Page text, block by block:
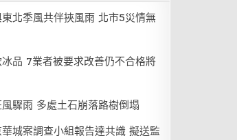
北季風共伴挾風雨 北市5災情無
品 7業者被要求改善仍不合格將
驟雨 多處土石崩落路樹倒塌
城案調查小組報告達共識 擬送監